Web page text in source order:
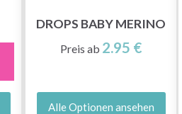
DROPS BABY MERINO
Preis ab 2.95 €
Alle Optionen ansehen